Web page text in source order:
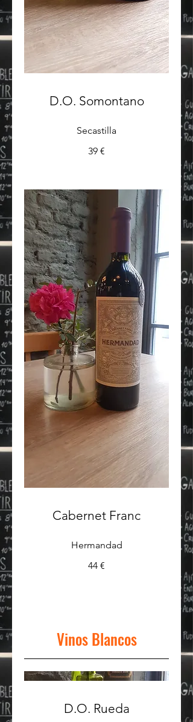
D.O. Somontano
Secastilla
39 €
Cabernet Franc
Hermandad
44 €
Vinos Blancos
D.O. Rueda